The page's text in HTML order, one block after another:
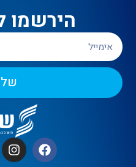
הירשמו